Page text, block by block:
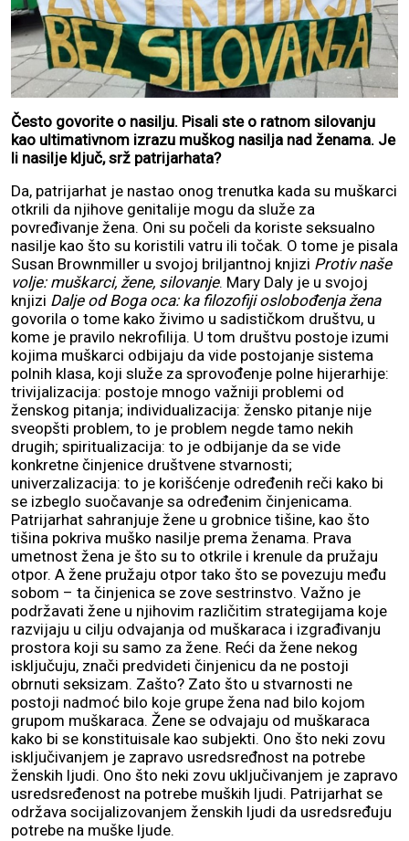
Često govorite o nasilju. Pisali ste o ratnom silovanju
kao ultimativnom izrazu muškog nasilja nad ženama. Je
li nasilje ključ, srž patrijarhata?
Da, patrijarhat je nastao onog trenutka kada su muškarci
otkrili da njihove genitalije mogu da služe za
povređivanje žena. Oni su počeli da koriste seksualno
nasilje kao što su koristili vatru ili točak. O tome je pisala
Susan Brownmiller u svojoj briljantnoj knjizi Protiv naše
volje: muškarci, žene, silovanje. Mary Daly je u svojoj
knjizi Dalje od Boga oca: ka filozofiji oslobođenja žena
govorila o tome kako živimo u sadističkom društvu, u
kome je pravilo nekrofilija. U tom društvu postoje izumi
kojima muškarci odbijaju da vide postojanje sistema
polnih klasa, koji služe za sprovođenje polne hijerarhije:
trivijalizacija: postoje mnogo važniji problemi od
ženskog pitanja; individualizacija: žensko pitanje nije
sveopšti problem, to je problem negde tamo nekih
drugih; spiritualizacija: to je odbijanje da se vide
konkretne činjenice društvene stvarnosti;
univerzalizacija: to je korišćenje određenih reči kako bi
se izbeglo suočavanje sa određenim činjenicama.
Patrijarhat sahranjuje žene u grobnice tišine, kao što
tišina pokriva muško nasilje prema ženama. Prava
umetnost žena je što su to otkrile i krenule da pružaju
otpor. A žene pružaju otpor tako što se povezuju među
sobom – ta činjenica se zove sestrinstvo. Važno je
podržavati žene u njihovim različitim strategijama koje
razvijaju u cilju odvajanja od muškaraca i izgrađivanju
prostora koji su samo za žene. Reći da žene nekog
isključuju, znači predvideti činjenicu da ne postoji
obrnuti seksizam. Zašto? Zato što u stvarnosti ne
postoji nadmoć bilo koje grupe žena nad bilo kojom
grupom muškaraca. Žene se odvajaju od muškaraca
kako bi se konstituisale kao subjekti. Ono što neki zovu
isključivanjem je zapravo usredsređnost na potrebe
ženskih ljudi. Ono što neki zovu uključivanjem je zapravo
usredsređenost na potrebe muških ljudi. Patrijarhat se
održava socijalizovanjem ženskih ljudi da usredsređuju
potrebe na muške ljude.